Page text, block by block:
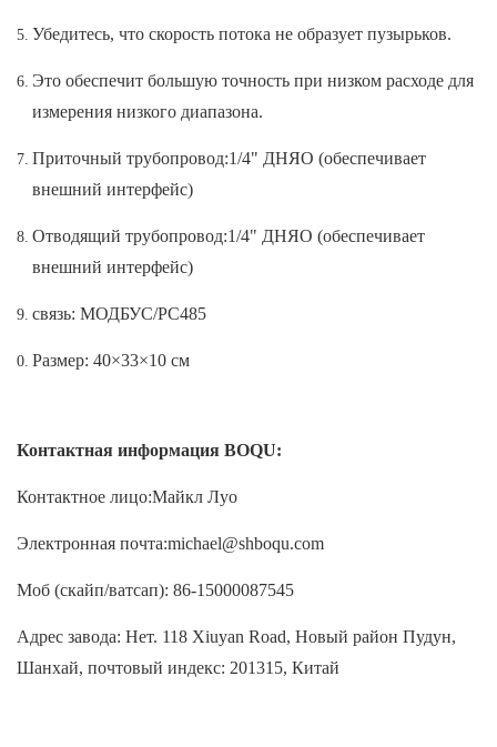
Убедитесь, что скорость потока не образует пузырьков.
Это обеспечит большую точность при низком расходе для
измерения низкого диапазона.
Приточный трубопровод:1/4" ДНЯО (обеспечивает
внешний интерфейс)
Отводящий трубопровод:1/4" ДНЯО (обеспечивает
внешний интерфейс)
связь: МОДБУС/РС485
Размер: 40×33×10 см
Контактная информация BOQU:
Контактное лицо:Майкл Луо
Электронная почта:michael@shboqu.com
Моб (скайп/ватсап): 86-15000087545
Адрес завода: Нет. 118 Xiuyan Road, Новый район Пудун,
Шанхай, почтовый индекс: 201315, Китай